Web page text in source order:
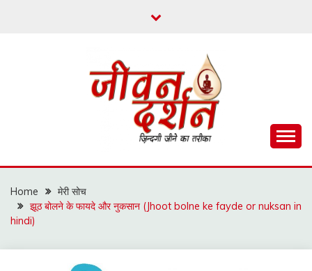
जीवन दर्शन
Home
मेरी सोच
झूठ बोलने के फायदे और नुकसान (Jhoot bolne ke fayde or nuksan in
hindi)